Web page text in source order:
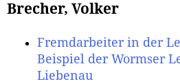
Brecher, Volker
Fremdarbeiter in der
Beispiel der Wormser
Liebenau